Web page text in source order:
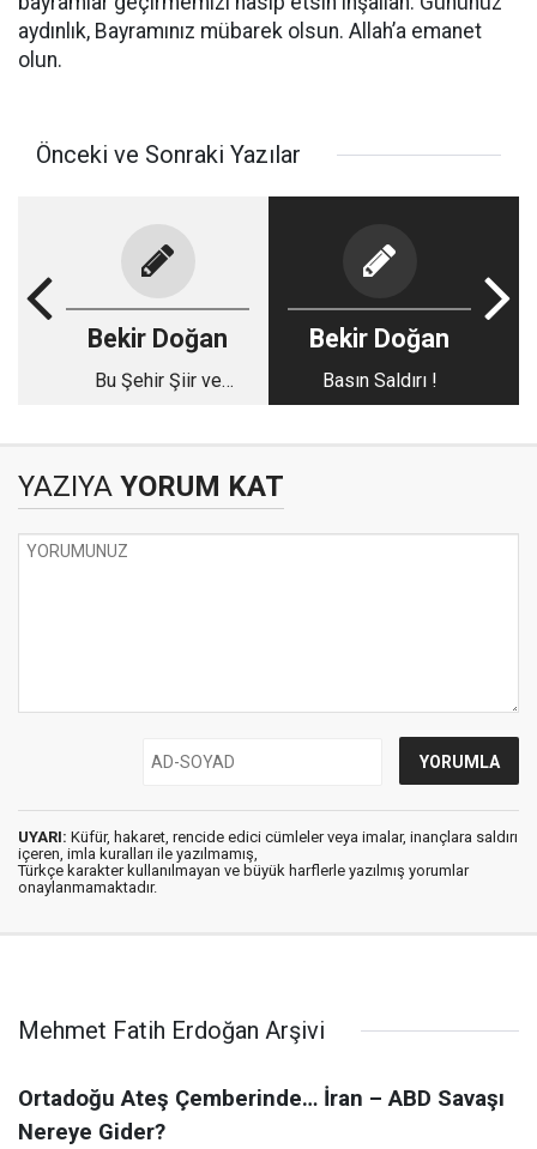
aydınlık, Bayramınız mübarek olsun. Allah’a emanet
olun.
Önceki ve Sonraki Yazılar
Bekir Doğan
Bu Şehir Şiir ve
Bekir Doğan
Basın Saldırı !
YAZIYA YORUM KAT
UYARI: Küfür, hakaret, rencide edici cümleler veya imalar, inançlara saldırı
içeren, imla kuralları ile yazılmamış,
Türkçe karakter kullanılmayan ve büyük harflerle yazılmış yorumlar
onaylanmamaktadır.
Mehmet Fatih Erdoğan Arşivi
Ortadoğu Ateş Çemberinde… İran – ABD Savaşı
Nereye Gider?